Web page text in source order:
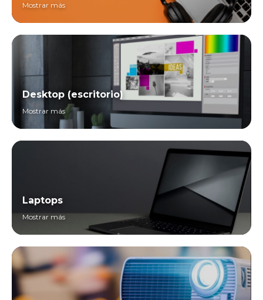
Mostrar más
Desktop (escritorio)
Mostrar más
Laptops
Mostrar más